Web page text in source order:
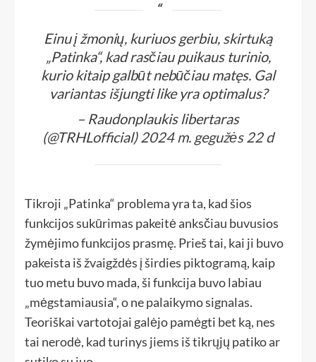
Einu į žmonių, kuriuos gerbiu, skirtuką
„Patinka“, kad rasčiau puikaus turinio,
kurio kitaip galbūt nebūčiau matęs. Gal
variantas išjungti like yra optimalus?
– Raudonplaukis libertaras
(@TRHLofficial)2024 m. gegužės 22 d
Tikroji „Patinka“ problema yra ta, kad šios
funkcijos sukūrimas pakeitė anksčiau buvusios
žymėjimo funkcijos prasmę. Prieš tai, kai ji buvo
pakeista iš žvaigždės į širdies piktogramą, kaip
tuo metu buvo mada, ši funkcija buvo labiau
„mėgstamiausia“, o ne palaikymo signalas.
Teoriškai vartotojai galėjo pamėgti bet ką, nes
tai nerodė, kad turinys jiems iš tikrųjų patiko ar